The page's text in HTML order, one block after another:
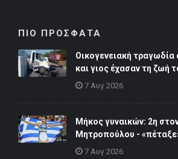
ΠΙΟ ΠΡΟΣΦΑΤΑ
Οικογενειακή τραγωδία
και γιος έχασαν τη ζωή
7 Αυγ 2026
Μήκος γυναικών: 2η
Μητροπούλου -
7 Αυγ 2026